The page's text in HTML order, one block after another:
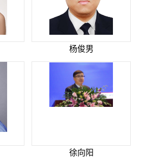
杨俊男
徐向阳